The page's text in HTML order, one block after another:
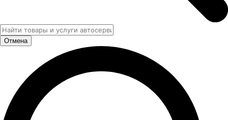
Отмена